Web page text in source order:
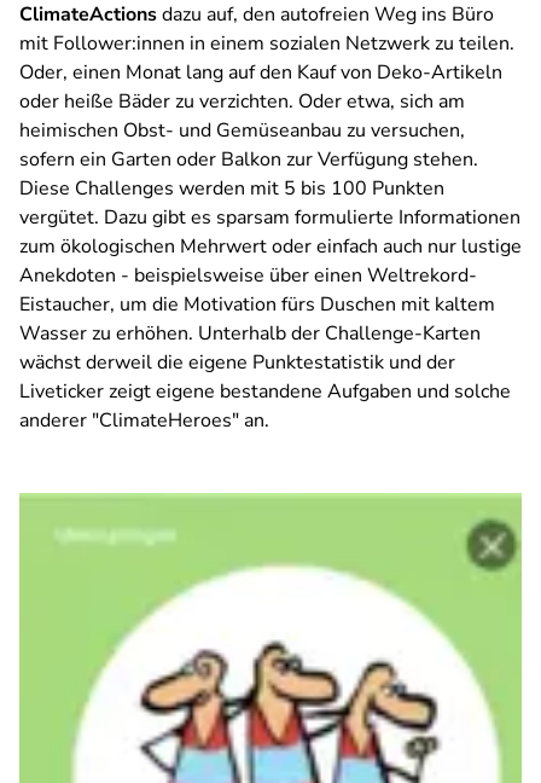
ClimateActionsdazu auf, den autofreien Weg ins Büro
mit Follower:innen in einem sozialen Netzwerk zu teilen.
Oder, einen Monat lang auf den Kauf von Deko-Artikeln
oder heiße Bäder zu verzichten. Oder etwa, sich am
heimischen Obst- und Gemüseanbau zu versuchen,
sofern ein Garten oder Balkon zur Verfügung stehen.
Diese Challenges werden mit 5 bis 100 Punkten
vergütet. Dazu gibt es sparsam formulierte Informationen
zum ökologischen Mehrwert oder einfach auch nur lustige
Anekdoten - beispielsweise über einen Weltrekord-
Eistaucher, um die Motivation fürs Duschen mit kaltem
Wasser zu erhöhen. Unterhalb der Challenge-Karten
wächst derweil die eigene Punktestatistik und der
Liveticker zeigt eigene bestandene Aufgaben und solche
anderer "ClimateHeroes" an.